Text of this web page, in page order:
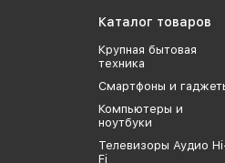
Каталог товаров
Крупная бытовая
техника
Смартфоны и
Компьютеры и
ноутбуки
Телевизоры Аудио
Fi